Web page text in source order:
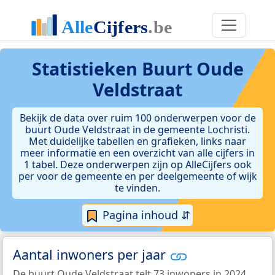
Statistieken Buurt Oude
Veldstraat
Bekijk de data over ruim 100 onderwerpen voor de
buurt Oude Veldstraat in de gemeente Lochristi.
Met duidelijke tabellen en grafieken, links naar
meer informatie en een overzicht van alle cijfers in
1 tabel. Deze onderwerpen zijn op AlleCijfers ook
per voor de gemeente en per deelgemeente of wijk
te vinden.
Pagina inhoud ⇵
Aantal inwoners per jaar